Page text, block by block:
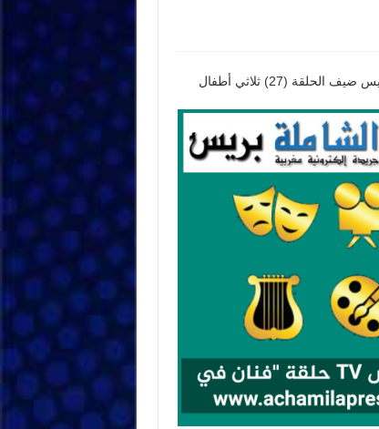
برنامج”فنان في رمضان” إعداد عبدو الرباع الشاملة بريس ضيف الحلقة (27) ثلاثي أطفال